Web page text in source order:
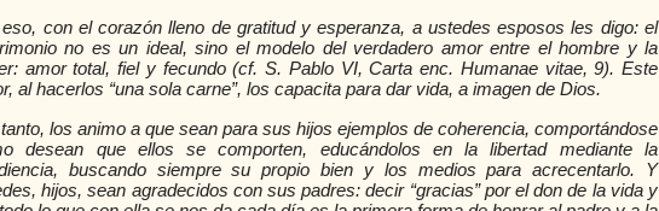
con el corazón lleno de gratitud y esperanza, a ustedes esposos les digo: el
no es un ideal, sino el modelo del verdadero amor entre el hombre y la
amor total, fiel y fecundo (cf. S. Pablo VI, Carta enc. Humanae vitae, 9). Este
al hacerlos “una sola carne”, los capacita para dar vida, a imagen de Dios.
los animo a que sean para sus hijos ejemplos de coherencia, comportándose
desean que ellos se comporten, educándolos en la libertad mediante la
buscando siempre su propio bien y los medios para acrecentarlo. Y
hijos, sean agradecidos con sus padres: decir “gracias” por el don de la vida y